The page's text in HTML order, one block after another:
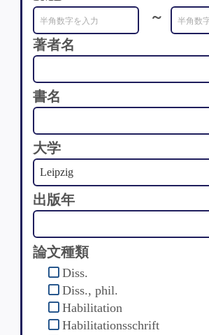
～
著者名
書名
大学
出版年
論文種類
Diss.
Diss., phil.
Habilitation
Habilitationsschrift